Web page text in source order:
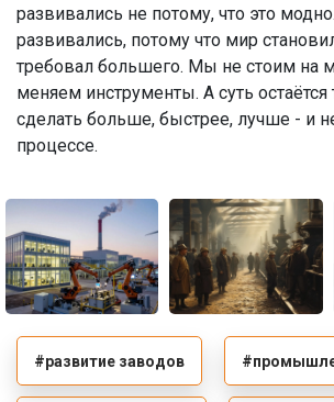
развивались не потому, что это
развивались, потому что мир
требовал большего. Мы не стоим на
меняем инструменты. А суть остаётся
сделать больше, быстрее, лучше - и
процессе.
#развитие заводов